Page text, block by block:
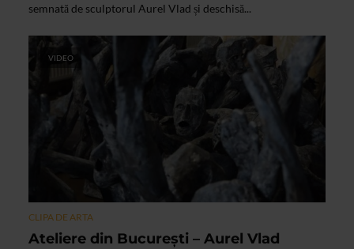
semnată de sculptorul Aurel Vlad și deschisă...
VIDEO
CLIPA DE ARTA
Ateliere din București – Aurel Vlad